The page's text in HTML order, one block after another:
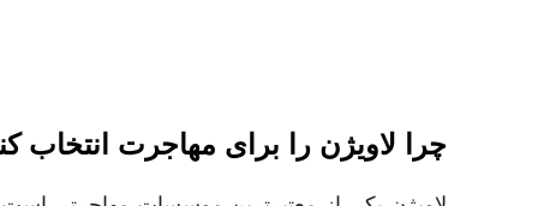
چرا لاویژن را برای مهاجرت انتخاب